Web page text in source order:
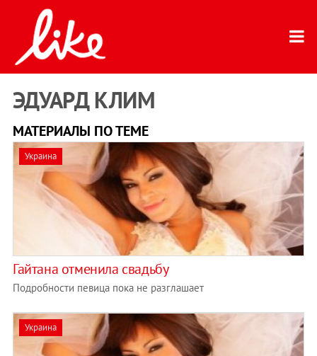
ЭДУАРД КЛИМ
МАТЕРИАЛЫ ПО ТЕМЕ
Украина
Гайтана отменила свадьбу
Подробности певица пока не разглашает
Украина